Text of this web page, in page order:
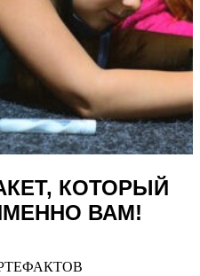
КОТОРЫЙ
ВАМ!